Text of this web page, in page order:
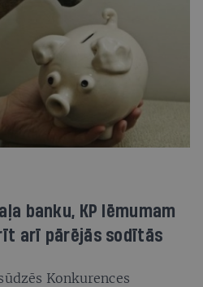
banku, KP lēmumam
arī pārējās sodītās
Konkurences